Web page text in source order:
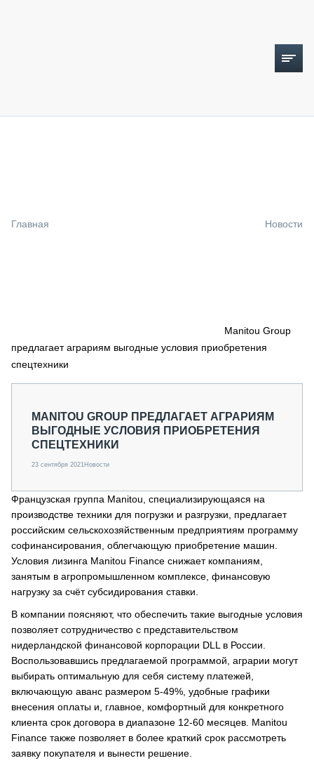
СПЕЦПРОЕКТЫ
МЕРОПРИЯТИЯ
СТАТЬИ ПО КАТЕГОРИЯМ ТЕХНИКИ
Главная Новости
Manitou Group
предлагает аграриям выгодные условия приобретения
спецтехники
MANITOU GROUP ПРЕДЛАГАЕТ АГРАРИЯМ
ВЫГОДНЫЕ УСЛОВИЯ ПРИОБРЕТЕНИЯ
СПЕЦТЕХНИКИ
23 сентября 2021Новости
Французская группа Manitou, специализирующаяся на
производстве техники для погрузки и разгрузки, предлагает
российским сельскохозяйственным предприятиям программу
софинансирования, облегчающую приобретение машин.
Условия лизинга Manitou Finance снижает компаниям,
занятым в агропромышленном комплексе, финансовую
нагрузку за счёт субсидирования ставки.
В компании поясняют, что обеспечить такие выгодные условия
позволяет сотрудничество с представительством
нидерландской финансовой корпорации DLL в России.
Воспользовавшись предлагаемой программой, аграрии могут
выбирать оптимальную для себя систему платежей,
включающую аванс размером 5-49%, удобные графики
внесения оплаты и, главное, комфортный для конкретного
клиента срок договора в диапазоне 12-60 месяцев. Manitou
Finance также позволяет в более краткий срок рассмотреть
заявку покупателя и вынести решение.